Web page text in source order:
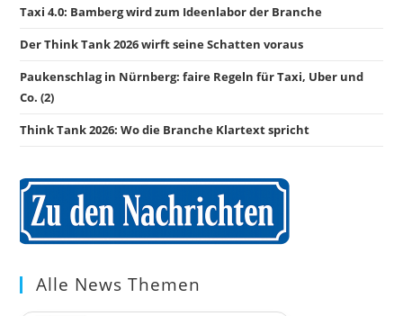
Taxi 4.0: Bamberg wird zum Ideenlabor der Branche
Der Think Tank 2026 wirft seine Schatten voraus
Paukenschlag in Nürnberg: faire Regeln für Taxi, Uber und
Co. (2)
Think Tank 2026: Wo die Branche Klartext spricht
Alle News Themen